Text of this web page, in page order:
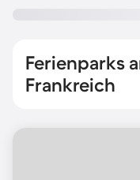
Ferienparks
Frankreich